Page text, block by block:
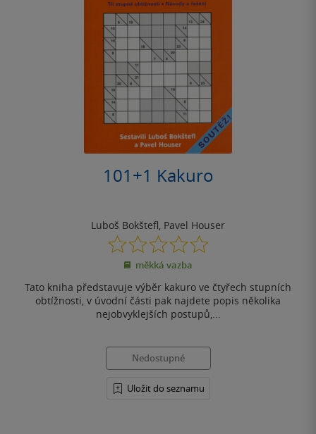
101+1 Kakuro
Luboš Bokštefl, Pavel Houser
0.0
z
5
měkká vazba
Tato kniha představuje výběr kakuro ve čtyřech stupních
obtížnosti, v úvodní části pak najdete popis několika
nejobvyklejších postupů,...
Nedostupné
Uložit do seznamu